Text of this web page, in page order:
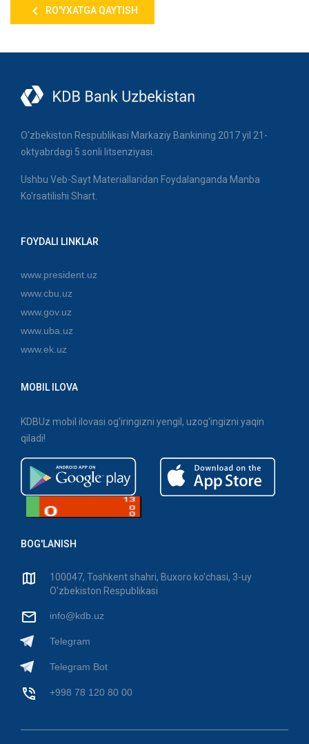
RO'YXATGA QAYTISH
O'zbekiston Respublikasi Markaziy Bankining 2017 yil 21-
oktyabrdagi 5 sonli litsenziyasi.
Ushbu Veb-Sayt Materiallaridan Foydalanganda Manba
Ko'rsatilishi Shart.
FOYDALI LINKLAR
www.president.uz
www.cbu.uz
www.gov.uz
www.uba.uz
www.ek.uz
MOBIL ILOVA
KDBUz mobil ilovasi og'iringizni yengil, uzog'ingizni yaqin
qiladi!
BOG'LANISH
100047, Toshkent shahri, Buxoro ko'chasi, 3-uy
O'zbekiston Respublikasi
info@kdb.uz
Telegram
Telegram Bot
+998 78 120 80 00